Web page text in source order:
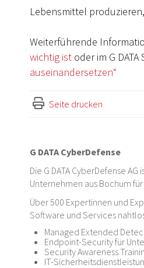
Lebensmittel
Weiterführende
wichtig ist oder im G
auseinandersetzen“
Seite drucken
G DATA CyberDefense
Die G DATA CyberDefense
Unternehmen aus Bochum
Über 500 Expertinnen und
Software und Services
Managed Extended
Endpoint-Security für
Security Awareness
IT-